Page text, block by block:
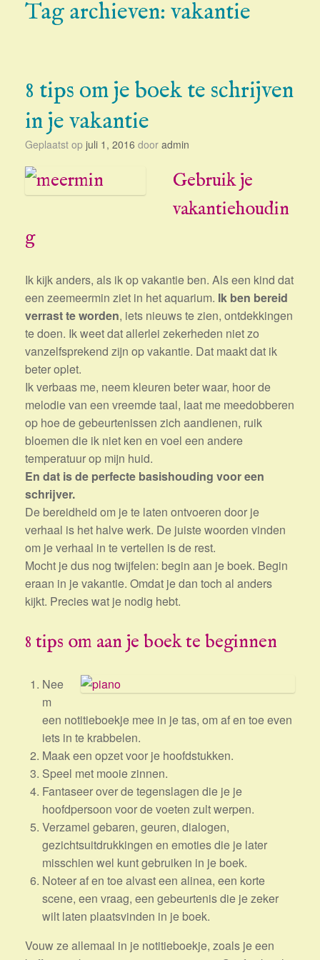
Tag archieven:vakantie
8 tips om je boek te schrijven
in je vakantie
Geplaatst op juli 1, 2016 door admin
Gebruik je
vakantiehoudin
g
Ik kijk anders, als ik op vakantie ben. Als een kind dat
een zeemeermin ziet in het aquarium. Ik ben bereid
verrast te worden, iets nieuws te zien, ontdekkingen
te doen. Ik weet dat allerlei zekerheden niet zo
vanzelfsprekend zijn op vakantie. Dat maakt dat ik
beter oplet.
Ik verbaas me, neem kleuren beter waar, hoor de
melodie van een vreemde taal, laat me meedobberen
op hoe de gebeurtenissen zich aandienen, ruik
bloemen die ik niet ken en voel een andere
temperatuur op mijn huid.
En dat is de perfecte basishouding voor een
schrijver.
De bereidheid om je te laten ontvoeren door je
verhaal is het halve werk. De juiste woorden vinden
om je verhaal in te vertellen is de rest.
Mocht je dus nog twijfelen: begin aan je boek. Begin
eraan in je vakantie. Omdat je dan toch al anders
kijkt. Precies wat je nodig hebt.
8 tips om aan je boek te beginnen
Nee
m
een notitieboekje mee in je tas, om af en toe even
iets in te krabbelen.
Maak een opzet voor je hoofdstukken.
Speel met mooie zinnen.
Fantaseer over de tegenslagen die je je
hoofdpersoon voor de voeten zult werpen.
Verzamel gebaren, geuren, dialogen,
gezichtsuitdrukkingen en emoties die je later
misschien wel kunt gebruiken in je boek.
Noteer af en toe alvast een alinea, een korte
scene, een vraag, een gebeurtenis die je zeker
wilt laten plaatsvinden in je boek.
Vouw ze allemaal in je notitieboekje, zoals je een